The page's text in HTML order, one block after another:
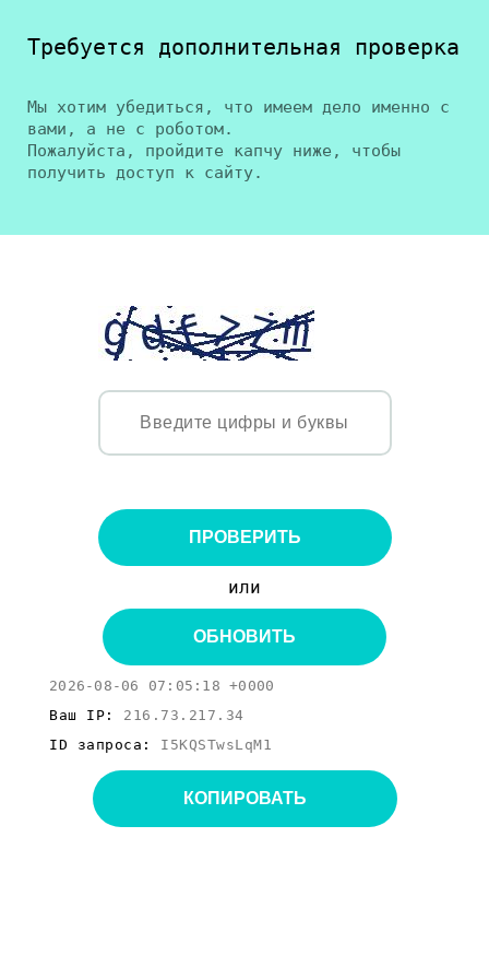
Требуется дополнительная проверка
Мы хотим убедиться, что имеем дело именно с
вами, а не с роботом.
Пожалуйста, пройдите капчу ниже, чтобы
получить доступ к сайту.
ПРОВЕРИТЬ
или
ОБНОВИТЬ
2026-08-06 07:05:18 +0000
Ваш IP: 216.73.217.34
ID запроса: I5KQSTwsLqM1
КОПИРОВАТЬ